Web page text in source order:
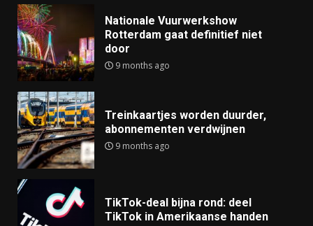
Nationale Vuurwerkshow
Rotterdam gaat definitief niet
door
9 months ago
Treinkaartjes worden duurder,
abonnementen verdwijnen
9 months ago
TikTok-deal bijna rond: deel
TikTok in Amerikaanse handen